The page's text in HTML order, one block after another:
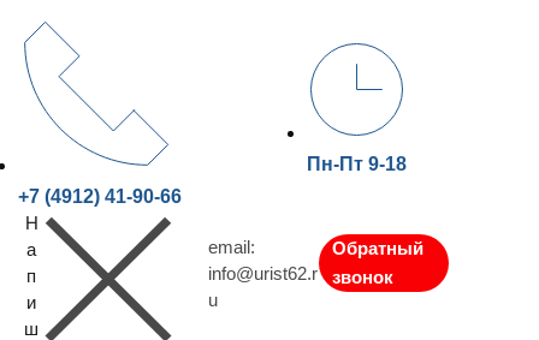
+7 (4912) 41-90-66
Пн-Пт 9-18
Н
а
п
и
ш
email:
info@urist62.r
u
Обратный
звонок